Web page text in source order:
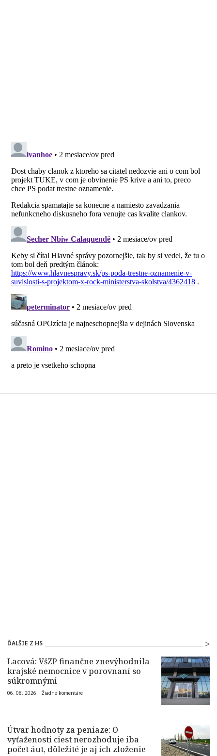
ĎALŠIE Z HS
Lacová: VšZP finančne znevýhodnila
krajské nemocnice v porovnaní so
súkromnými
06. 08. 2026 | Žiadne komentáre
Útvar hodnoty za peniaze: O
vyťaženosti ciest nerozhoduje iba
počet áut, dôležité je aj ich zloženie